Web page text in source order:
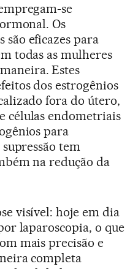
se
Os
eficazes para
todas as mulheres
Estes
dos estrogênios
fora do útero,
células endometriais
para
tem
na redução da
visível: hoje em dia
laparoscopia, o que
mais precisão e
completa